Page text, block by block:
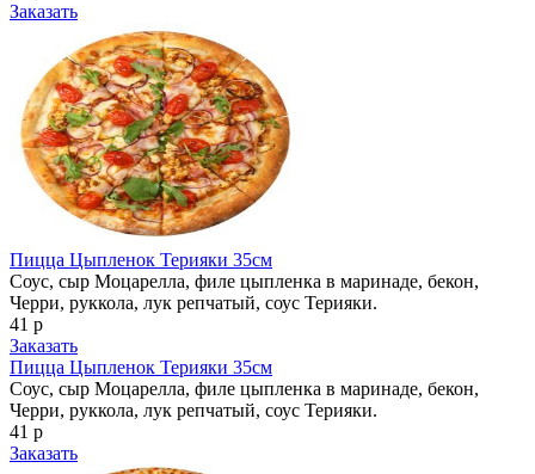
Заказать
Пицца Цыпленок Терияки 35см
Соус, сыр Моцарелла, филе цыпленка в маринаде, бекон,
Черри, руккола, лук репчатый, соус Терияки.
41 р
Заказать
Пицца Цыпленок Терияки 35см
Соус, сыр Моцарелла, филе цыпленка в маринаде, бекон,
Черри, руккола, лук репчатый, соус Терияки.
41 р
Заказать